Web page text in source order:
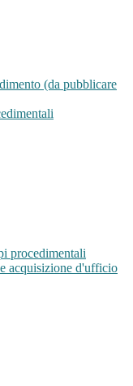
(da pubblicare
procedimentali
acquisizione d'ufficio